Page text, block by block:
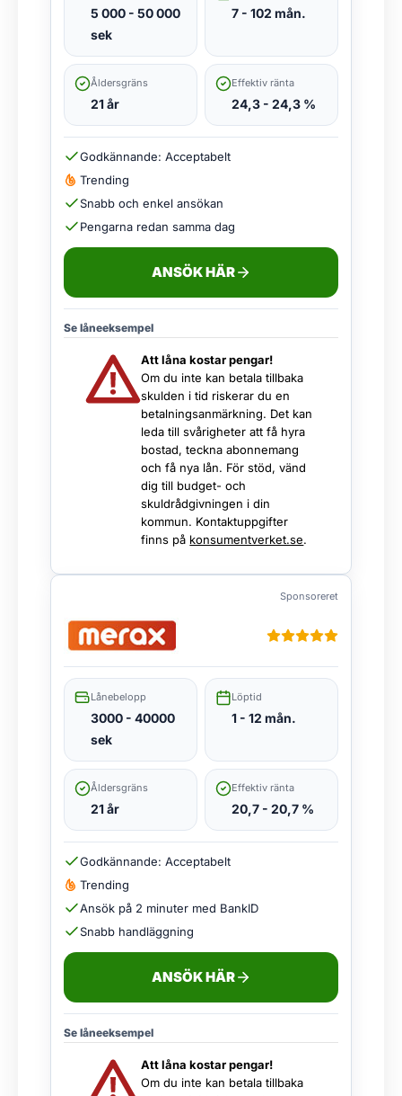
5 000 - 50 000
sek
7 - 102 mån.
Åldersgräns
21 år
Effektiv ränta
24,3 - 24,3 %
Godkännande: Acceptabelt
Trending
Snabb och enkel ansökan
Pengarna redan samma dag
ANSÖK HÄR
Se låneeksempel
Att låna kostar pengar!
Om du inte kan betala tillbaka
skulden i tid riskerar du en
betalningsanmärkning. Det kan
leda till svårigheter att få hyra
bostad, teckna abonnemang
och få nya lån. För stöd, vänd
dig till budget- och
skuldrådgivningen i din
kommun. Kontaktuppgifter
finns på konsumentverket.se.
Sponsoreret
Lånebelopp
3000 - 40000
sek
Löptid
1 - 12 mån.
Åldersgräns
21 år
Effektiv ränta
20,7 - 20,7 %
Godkännande: Acceptabelt
Trending
Ansök på 2 minuter med BankID
Snabb handläggning
ANSÖK HÄR
Se låneeksempel
Att låna kostar pengar!
Om du inte kan betala tillbaka